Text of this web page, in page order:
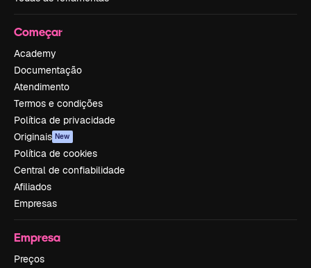
Começar
Academy
Documentação
Atendimento
Termos e condições
Política de privacidade
Originais New
Política de cookies
Central de confiabilidade
Afiliados
Empresas
Empresa
Preços